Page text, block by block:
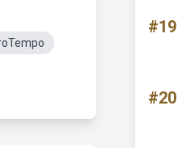
#19
#20